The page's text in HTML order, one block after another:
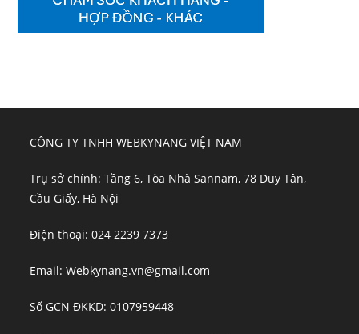
CÔNG TY TNHH WEBKYNANG VIỆT NAM
Trụ sở chính: Tầng 6, Tòa Nhà Sannam, 78 Duy Tân,
Cầu Giấy, Hà Nội
Điện thoại: 024 2239 7373
Email: Webkynang.vn@gmail.com
Số GCN ĐKKD: 0107959448